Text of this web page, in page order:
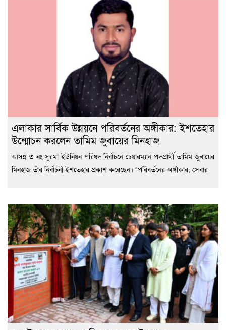
এলাকার সার্বিক উন্নয়নে পরিবর্তনের অঙ্গীকার: ইশতেহার
উন্মোচন করলেন তামিম জুবায়ের মিনহাজ
আসন্ন ৩ নং সুরমা ইউনিয়ন পরিষদ নির্বাচনে চেয়ারম্যান পদপ্রার্থী তামিম জুবায়ের
মিনহাজ তাঁর নির্বাচনী ইশতেহার প্রকাশ করেছেন। “পরিবর্তনের অঙ্গীকার, সেবার